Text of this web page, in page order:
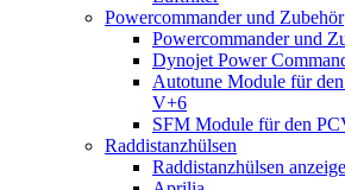
Powercommander und Zubehör
Powercommander und
Dynojet Power
Autotune Module für
V+6
SFM Module für den
Raddistanzhülsen
Raddistanzhülsen